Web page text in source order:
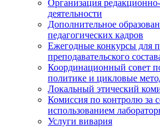
Организация редакционно-
деятельности
Дополнительное
педагогических кадров
Ежегодные конкурсы для
преподавательского
Координационный совет
политике и цикловые
Локальный этический
Комиссия по контролю за
использованием
Услуги вивария